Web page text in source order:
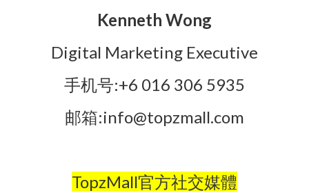
Kenneth Wong
Digital Marketing Executive
手机号:+6 016 306 5935
邮箱:info@topzmall.com
TopzMall官方社交媒體